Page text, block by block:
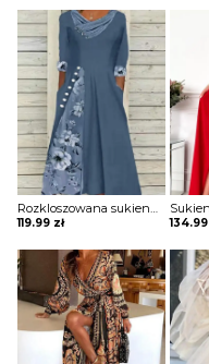
was:
234.99 zł.
is:
129.99 zł.
Rozkloszowana sukienka z ozdobnymi wstawkami
119.99 zł 134.99